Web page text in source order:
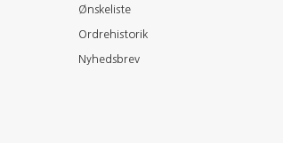
Ønskeliste
Ordrehistorik
Nyhedsbrev